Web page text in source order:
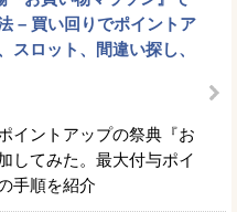
– 買い回りでポイントア
スロット、間違い探し、
イントアップの祭典『お
してみた。最大付与ポイ
手順を紹介